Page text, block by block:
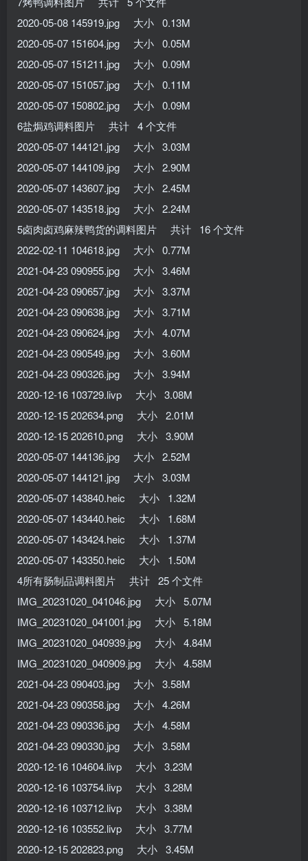
2020-05-08 145919.jpg 大小 0.13M
2020-05-07 151604.jpg 大小 0.05M
2020-05-07 151211.jpg 大小 0.09M
2020-05-07 151057.jpg 大小 0.11M
2020-05-07 150802.jpg 大小 0.09M
6盐焗鸡调料图片 共计 4 个文件
2020-05-07 144121.jpg 大小 3.03M
2020-05-07 144109.jpg 大小 2.90M
2020-05-07 143607.jpg 大小 2.45M
2020-05-07 143518.jpg 大小 2.24M
5卤肉卤鸡麻辣鸭货的调料图片 共计 16 个文件
2022-02-11 104618.jpg 大小 0.77M
2021-04-23 090955.jpg 大小 3.46M
2021-04-23 090657.jpg 大小 3.37M
2021-04-23 090638.jpg 大小 3.71M
2021-04-23 090624.jpg 大小 4.07M
2021-04-23 090549.jpg 大小 3.60M
2021-04-23 090326.jpg 大小 3.94M
2020-12-16 103729.livp 大小 3.08M
2020-12-15 202634.png 大小 2.01M
2020-12-15 202610.png 大小 3.90M
2020-05-07 144136.jpg 大小 2.52M
2020-05-07 144121.jpg 大小 3.03M
2020-05-07 143840.heic 大小 1.32M
2020-05-07 143440.heic 大小 1.68M
2020-05-07 143424.heic 大小 1.37M
2020-05-07 143350.heic 大小 1.50M
4所有肠制品调料图片 共计 25 个文件
IMG_20231020_041046.jpg 大小 5.07M
IMG_20231020_041001.jpg 大小 5.18M
IMG_20231020_040939.jpg 大小 4.84M
IMG_20231020_040909.jpg 大小 4.58M
2021-04-23 090403.jpg 大小 3.58M
2021-04-23 090358.jpg 大小 4.26M
2021-04-23 090336.jpg 大小 4.58M
2021-04-23 090330.jpg 大小 3.58M
2020-12-16 104604.livp 大小 3.23M
2020-12-16 103754.livp 大小 3.28M
2020-12-16 103712.livp 大小 3.38M
2020-12-16 103552.livp 大小 3.77M
2020-12-15 202823.png 大小 3.45M